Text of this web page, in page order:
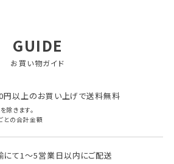
GUIDE
お買い物ガイド
以上のお買い上げで送料無料
除きます。
との合計金額
にて1～5営業日以内にご配送